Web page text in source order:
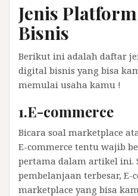
Jenis
Bisnis
Berikut ini adalah daftar
digital bisnis yang bisa
memulai usaha kamu !
1.E-commerce
Bicara soal marketplace
E-commerce tentu wajib
pertama dalam artikel ini.
pembelanjaan terbesar, E-
marketplace yang bisa